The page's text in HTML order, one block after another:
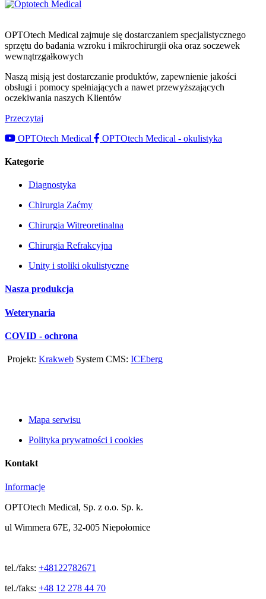
OPTOtech Medical zajmuje się dostarczaniem specjalistycznego
sprzętu do badania wzroku i mikrochirurgii oka oraz soczewek
wewnątrzgałkowych
Naszą misją jest dostarczanie produktów, zapewnienie jakości
obsługi i pomocy spełniających a nawet przewyższających
oczekiwania naszych Klientów
Przeczytaj
OPTOtech Medical
OPTOtech Medical - okulistyka
Kategorie
Diagnostyka
Chirurgia Zaćmy
Chirurgia Witreoretinalna
Chirurgia Refrakcyjna
Unity i stoliki okulistyczne
Nasza produkcja
Weterynaria
COVID - ochrona
Projekt: Krakweb System CMS: ICEberg
Mapa serwisu
Polityka prywatności i cookies
Kontakt
Informacje
OPTOtech Medical, Sp. z o.o. Sp. k.
ul Wimmera 67E, 32-005 Niepołomice
tel./faks: +48122782671
tel./faks: +48 12 278 44 70